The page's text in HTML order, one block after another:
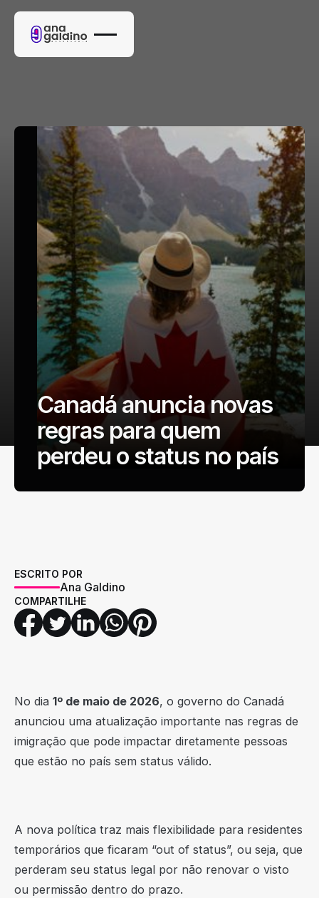
Canadá anuncia novas
regras para quem
perdeu o status no país
ESCRITO POR
Ana Galdino
COMPARTILHE
No dia 1º de maio de 2026, o governo do Canadá
anunciou uma atualização importante nas regras de
imigração que pode impactar diretamente pessoas
que estão no país sem status válido.
A nova política traz mais flexibilidade para residentes
temporários que ficaram “out of status”, ou seja, que
perderam seu status legal por não renovar o visto
ou permissão dentro do prazo.